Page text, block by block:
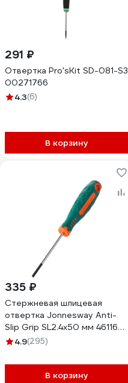
291 ₽
Отвертка Pro'sKit SD-081-S3
00271766
4.3(6)
В корзину
335 ₽
Стержневая шлицевая
отвертка Jonnesway Anti-
Slip Grip SL2.4х50 мм 46116
D71S250
4.9(295)
В корзину